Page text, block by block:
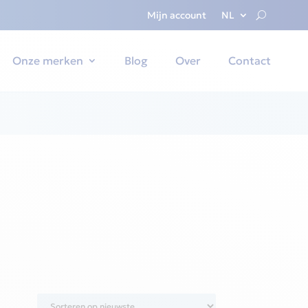
Mijn account NL
Onze merken Blog Over Contact